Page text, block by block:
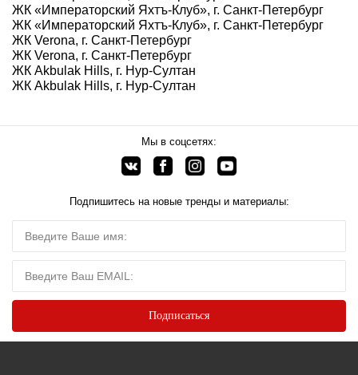
ЖК «Императорский Яхтъ-Клуб», г. Санкт-Петербург
ЖК «Императорский Яхтъ-Клуб», г. Санкт-Петербург
ЖК Verona, г. Санкт-Петербург
ЖК Verona, г. Санкт-Петербург
ЖК Akbulak Hills, г. Нур-Султан
ЖК Akbulak Hills, г. Нур-Султан
Мы в соцсетях:
Подпишитесь на новые тренды и материалы: